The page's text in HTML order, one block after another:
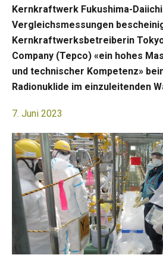
Kernkraftwerk Fukushima-
Vergleichsmessungen
Kernkraftwerksbetreiberin
Company (Tepco) «ein hohes
und technischer Kompetenz»
Radionuklide im einzuleitenden
7. Juni 2023